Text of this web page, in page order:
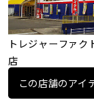
トレジャーファク
店
この店舗のアイ